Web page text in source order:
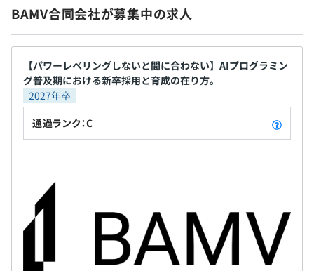
とになります。なんだかんだでどっちも使う事になるでし
おそらくはAIの影響もあり、近年、開発機に要求されるマ
シンスペックが上昇中です。毎回新規調達することになる
かも。
その他、セキュリティの関係で、自社内作業に使用する
PCについては会社から支給されます。 用途も非開発機
ですので、コイツのスペックについてはお察しでお願いし
ます。
アジャイル、スクラム、チケット駆動開発
昇給査定：年2回（7月、1月）
社会保険完備（健康保険・厚生年金加入・雇用保険・労災
保険）
無期雇用
のアーキテクチャ、相性の良い技術（Go言語など）
これらの普及。 フロントとバックの分離から、フロ
ント側での処理が増え、ReactやVueと言ったフロン
トサイドのフレームワークの普及。 いずれも2015年
前後。 なんか新しい言われてますが、もう10年前
に流行ったものです。 これではさすがに差別化が効
きません。 これからは、AIに絡んだ様々な変化が起
きてくることになりますが、このような市場の方
立て、我々の【専門分野】と【組織力】を正しく運
用すれば、むしろ、いやだいぶチャンスかな...？
BAMV合同会社が募集中の求人
【パワーレベリングしないと間に合わない】AIプログラミン
グ普及期における新卒採用と育成の在り方。
2027年卒
通過ランク：C